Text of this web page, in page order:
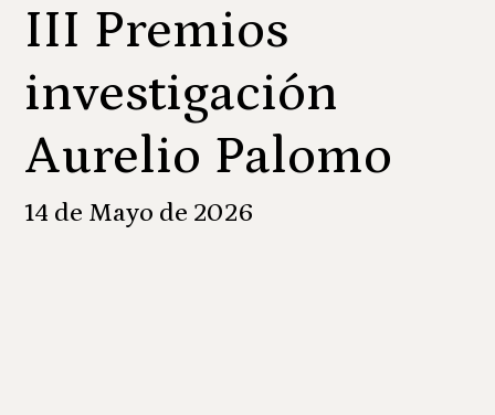
III Premios
investigación
Aurelio Palomo
14 de Mayo de 2026